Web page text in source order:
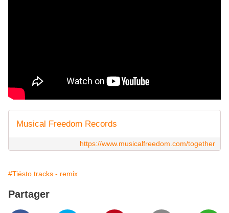
Musical Freedom Records
https://www.musicalfreedom.com/together
#Tiësto tracks - remix
Partager